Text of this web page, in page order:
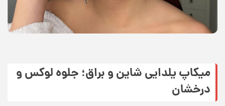
میکاپ یلدایی شاین و براق؛ جلوه لوکس و
درخشان